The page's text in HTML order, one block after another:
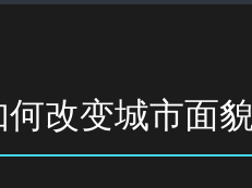
改变城市面